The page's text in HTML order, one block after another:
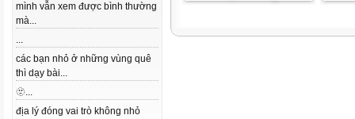
mình vẫn xem được bình thường
mà...
...
các bạn nhỏ ở những vùng quê
thì dạy bài...
🫥...
địa lý đóng vai trò không nhỏ